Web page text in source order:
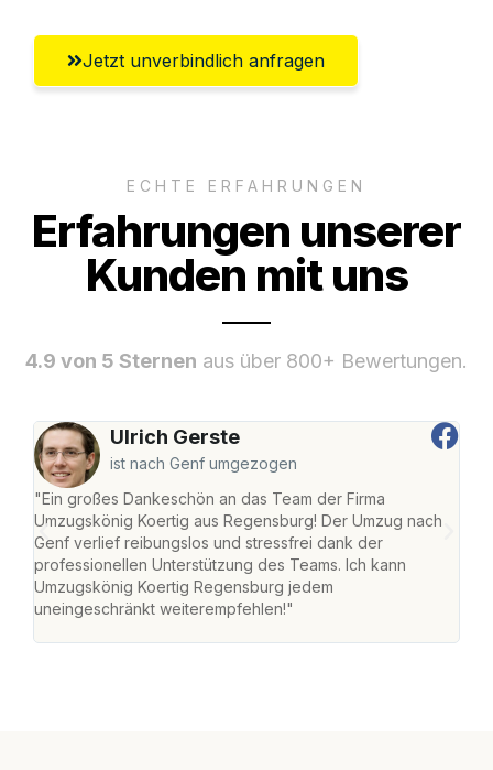
Jetzt unverbindlich anfragen
ECHTE ERFAHRUNGEN
Erfahrungen unserer
Kunden mit uns
4.9 von 5 Sternen aus über 800+ Bewertungen.
Ulrich Gerste
ist nach Genf umgezogen
"Ein großes Dankeschön an das Team der Firma
Umzugskönig Koertig aus Regensburg! Der Umzug nach
Genf verlief reibungslos und stressfrei dank der
professionellen Unterstützung des Teams. Ich kann
Umzugskönig Koertig Regensburg jedem
uneingeschränkt weiterempfehlen!"